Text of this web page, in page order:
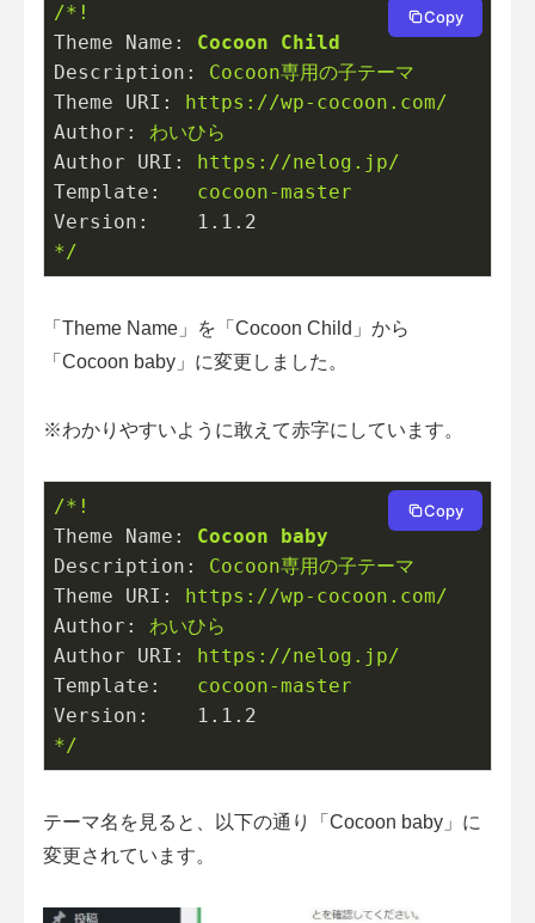
/*!
Theme Name:
Cocoon
Child
Description:
Cocoon専用の子テーマ
Theme URI:
https://wp-cocoon.com/
Author:
わいひら
Author URI:
https://nelog.jp/
Template:
cocoon-master
Version:
1.1 .2
*/
Copy
「Theme Name」を「Cocoon Child」から
「Cocoon baby」に変更しました。
※わかりやすいように敢えて赤字にしています。
/*!
Theme Name:
Cocoon
baby
Description:
Cocoon専用の子テーマ
Theme URI:
https://wp-cocoon.com/
Author:
わいひら
Author URI:
https://nelog.jp/
Template:
cocoon-master
Version:
1.1 .2
*/
Copy
テーマ名を見ると、以下の通り「Cocoon baby」に
変更されています。